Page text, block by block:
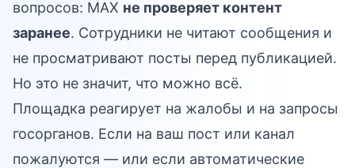
вопросов: MAX не проверяет контент
заранее. Сотрудники не читают сообщения и
не просматривают посты перед публикацией.
Но это не значит, что можно всё.
Площадка реагирует на жалобы и на запросы
госорганов. Если на ваш пост или канал
пожалуются — или если автоматические